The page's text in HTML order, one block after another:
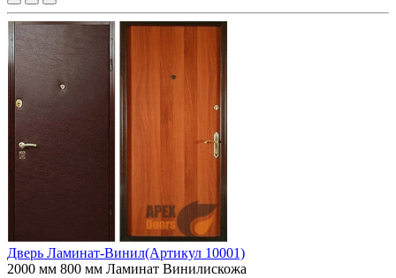
Дверь Ламинат-Винил(Артикул 10001)
2000 мм 800 мм Ламинат Винилискожа